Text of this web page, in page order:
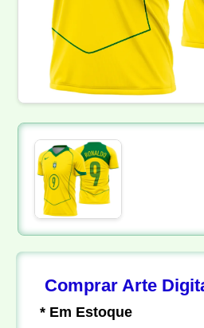
Comprar Arte
* Em Estoque